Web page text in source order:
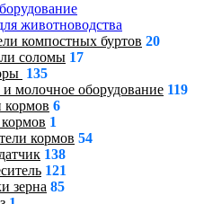
животноводства
компостных буртов 20
соломы 17
135
молочное оборудование 119
кормов 6
1
кормов 54
138
121
зерна 85